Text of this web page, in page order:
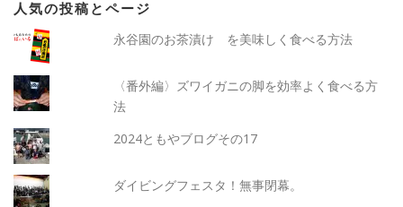
人気の投稿とページ
永谷園のお茶漬け を美味しく食べる方法
〈番外編〉ズワイガニの脚を効率よく食べる方
法
2024ともやブログその17
ダイビングフェスタ！無事閉幕。